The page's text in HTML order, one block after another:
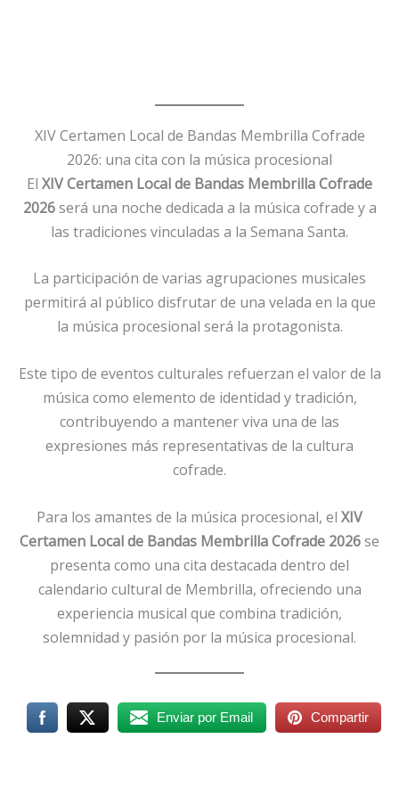
XIV Certamen Local de Bandas Membrilla Cofrade
2026: una cita con la música procesional
El XIV Certamen Local de Bandas Membrilla Cofrade
2026será una noche dedicada a la música cofrade y a
las tradiciones vinculadas a la Semana Santa.
La participación de varias agrupaciones musicales
permitirá al público disfrutar de una velada en la que
la música procesional será la protagonista.
Este tipo de eventos culturales refuerzan el valor de la
música como elemento de identidad y tradición,
contribuyendo a mantener viva una de las
expresiones más representativas de la cultura
cofrade.
Para los amantes de la música procesional, el XIV
Certamen Local de Bandas Membrilla Cofrade 2026se
presenta como una cita destacada dentro del
calendario cultural de Membrilla, ofreciendo una
experiencia musical que combina tradición,
solemnidad y pasión por la música procesional.
Enviar por Email Compartir